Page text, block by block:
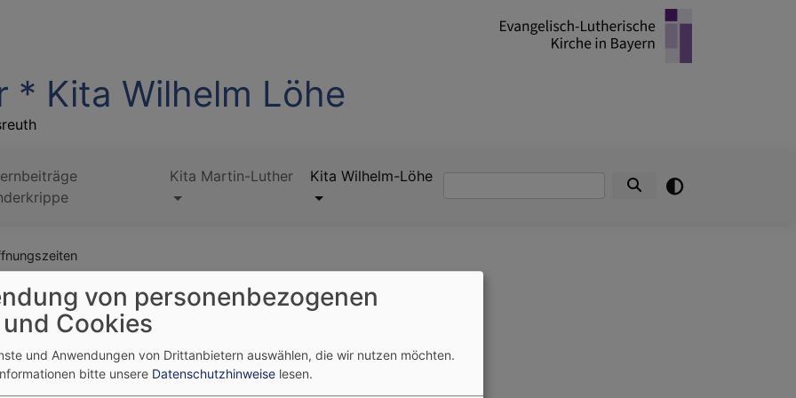
* Kita Wilhelm Löhe
Kita Martin-Luther Kita Wilhelm-LöheSuche
von personenbezogenen
Cookies
und Anwendungen von Drittanbietern auswählen, die wir nutzen möchten.
bitte unsere Datenschutzhinweise lesen.